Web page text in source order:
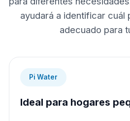
ayudará a identificar cuál
adecuado para
Pi Water
Ideal para hogares